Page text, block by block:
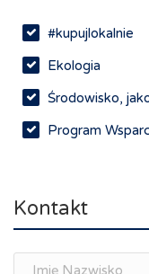
#kupujlokalnie
Ekologia
Środowisko,
Program
Spotkania
Kontakt